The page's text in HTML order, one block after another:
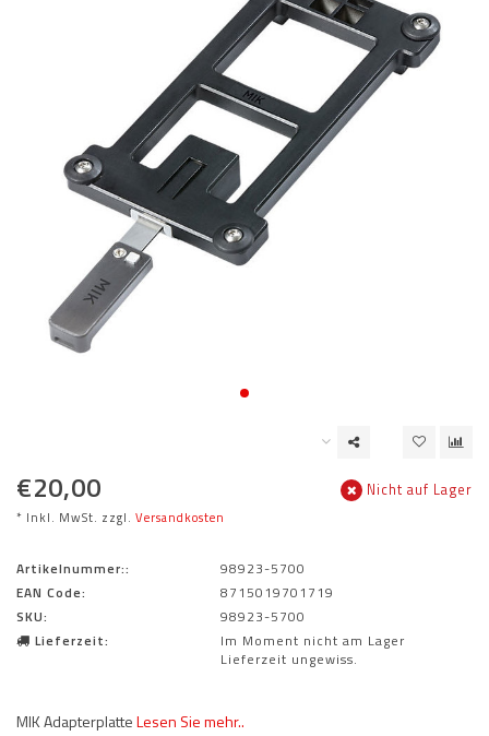
€20,00
* Inkl. MwSt. zzgl. Versandkosten
Nicht auf Lager
Artikelnummer::
98923-5700
EAN Code:
8715019701719
SKU:
98923-5700
Lieferzeit:
Im Moment nicht am Lager
Lieferzeit ungewiss.
MIK AdapterplatteLesen Sie mehr..